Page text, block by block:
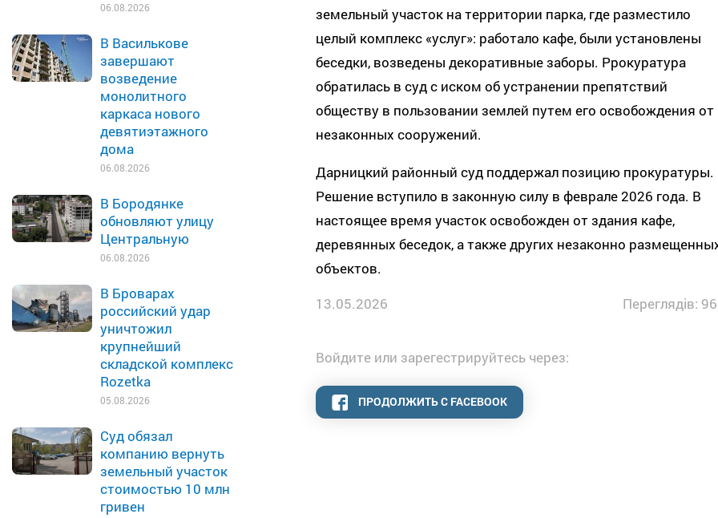
06.08.2026
В Василькове
завершают
возведение
монолитного
каркаса нового
девятиэтажного
дома
06.08.2026
В Бородянке
обновляют улицу
Центральную
06.08.2026
В Броварах
российский удар
уничтожил
крупнейший
складской комплекс
Rozetka
05.08.2026
Суд обязал
компанию вернуть
земельный участок
стоимостью 10 млн
гривен
земельный участок на территории парка, где разместило
целый комплекс «услуг»: работало кафе, были установлены
беседки, возведены декоративные заборы. Ррокуратура
обратилась в суд с иском об устранении препятствий
обществу в пользовании землей путем его освобождения от
незаконных сооружений.
Дарницкий районный суд поддержал позицию прокуратуры.
Решение вступило в законную силу в феврале 2026 года. В
настоящее время участок освобожден от здания кафе,
деревянных беседок, а также других незаконно
объектов.
13.05.2026
Переглядів:
Войдите или зарегестрируйтесь через:
ПРОДОЛЖИТЬ С FACEBOOK